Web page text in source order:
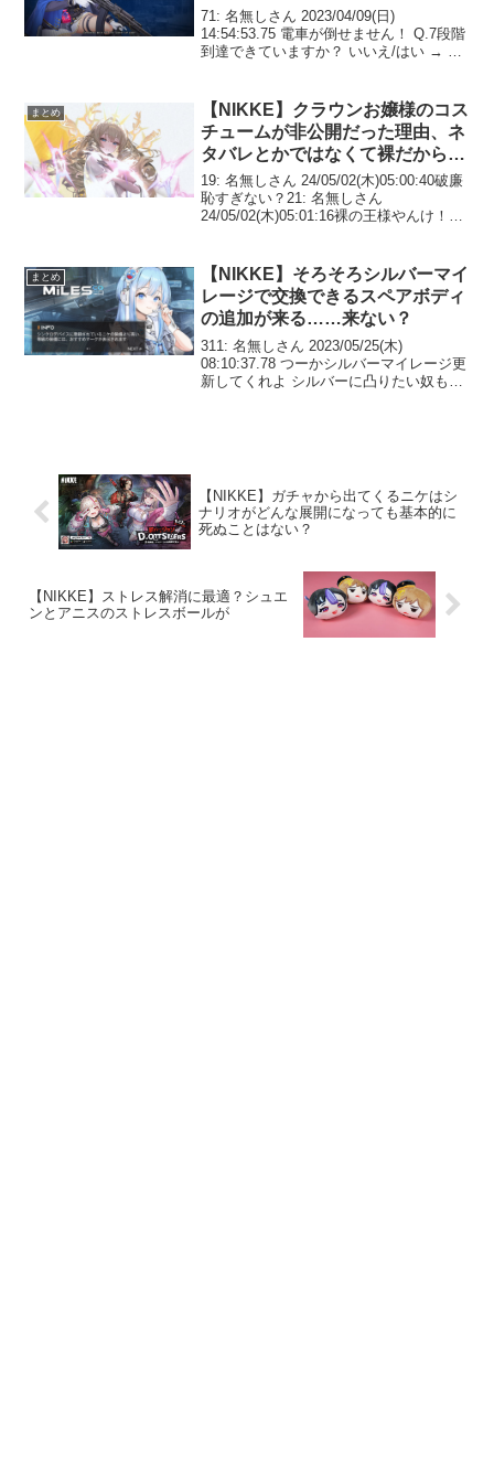
きる？
71: 名無しさん 2023/04/09(日)
14:54:53.75 電車が倒せません！ Q.7段階
到達できていますか？ いいえ/はい → 火
いいえ/はい →...
まとめ
【NIKKE】クラウンお嬢様のコス
チュームが非公開だった理由、ネ
タバレとかではなくて裸だからだ
った
19: 名無しさん 24/05/02(木)05:00:40破廉
恥すぎない？21: 名無しさん
24/05/02(木)05:01:16裸の王様やんけ！23:
まとめ
【NIKKE】そろそろシルバーマイ
レージで交換できるスペアボディ
の追加が来る……来ない？
311: 名無しさん 2023/05/25(木)
08:10:37.78 つーかシルバーマイレージ更
新してくれよ シルバーに凸りたい奴もう
【NIKKE】ガチャから出てくるニケはシ
ナリオがどんな展開になっても基本的に
死ぬことはない？
【NIKKE】ストレス解消に最適？シュエ
ンとアニスのストレスボールが